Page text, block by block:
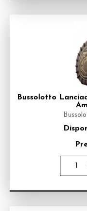
Bussolotto